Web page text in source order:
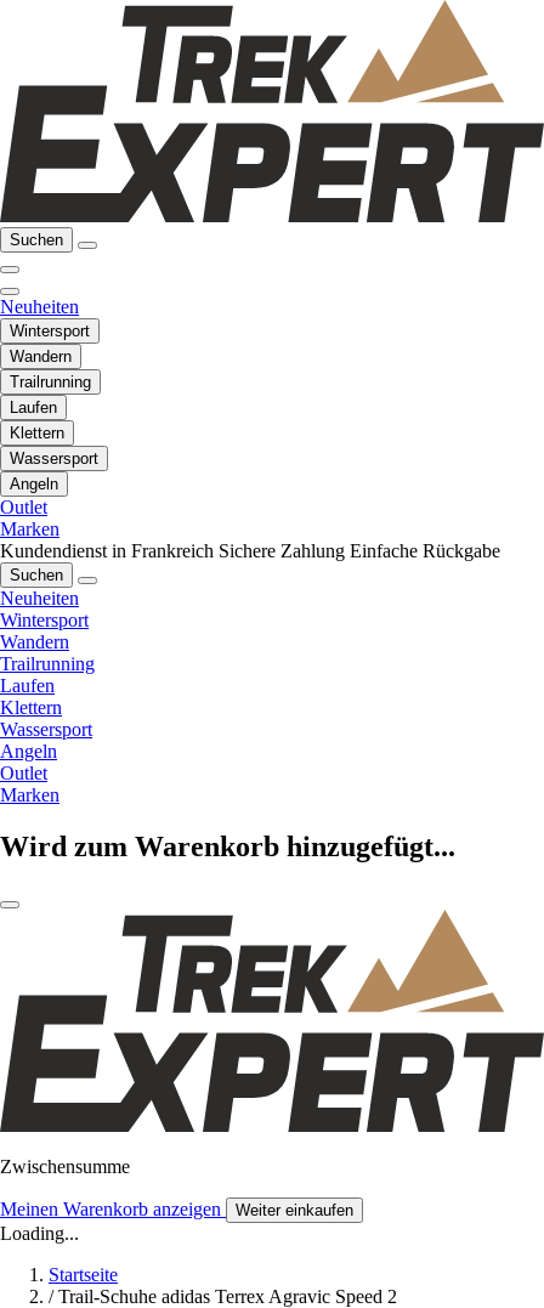
Suchen
Neuheiten
Wintersport
Wandern
Trailrunning
Laufen
Klettern
Wassersport
Angeln
Outlet
Marken
Kundendienst in Frankreich Sichere Zahlung Einfache Rückgabe
Suchen
Neuheiten
Wintersport
Wandern
Trailrunning
Laufen
Klettern
Wassersport
Angeln
Outlet
Marken
Wird zum Warenkorb hinzugefügt...
Zwischensumme
Meinen Warenkorb anzeigen Weiter einkaufen
Loading...
Startseite
/ Trail-Schuhe adidas Terrex Agravic Speed 2